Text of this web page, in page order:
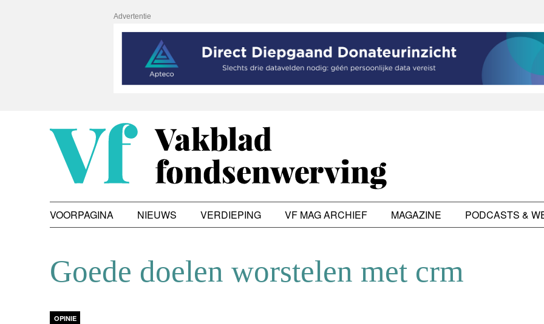
Advertentie
VOORPAGINA NIEUWS VERDIEPING VF MAG ARCHIEF MAGAZINE PODCASTS &
Goede doelen worstelen met crm
OPINIE